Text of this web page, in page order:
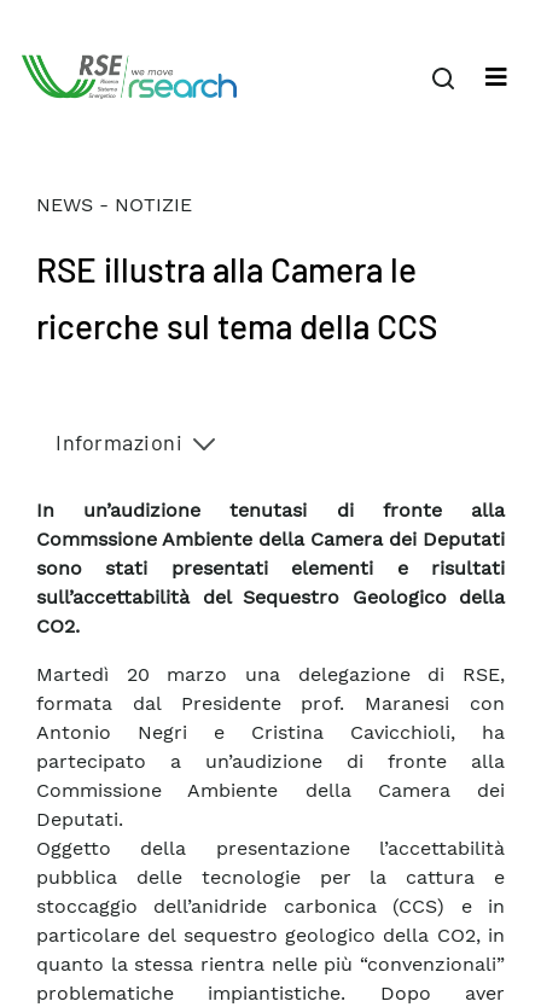
NEWS - NOTIZIE
RSE illustra alla Camera le
ricerche sul tema della CCS
Informazioni
In un’audizione tenutasi di fronte alla
Commssione Ambiente della Camera dei Deputati
sono stati presentati elementi e risultati
sull’accettabilità del Sequestro Geologico della
CO2.
Martedì 20 marzo una delegazione di RSE,
formata dal Presidente prof. Maranesi con
Antonio Negri e Cristina Cavicchioli, ha
partecipato a un’audizione di fronte alla
Commissione Ambiente della Camera dei
Deputati.
Oggetto della presentazione l’accettabilità
pubblica delle tecnologie per la cattura e
stoccaggio dell’anidride carbonica (CCS) e in
particolare del sequestro geologico della CO2, in
quanto la stessa rientra nelle più “convenzionali”
problematiche impiantistiche. Dopo aver